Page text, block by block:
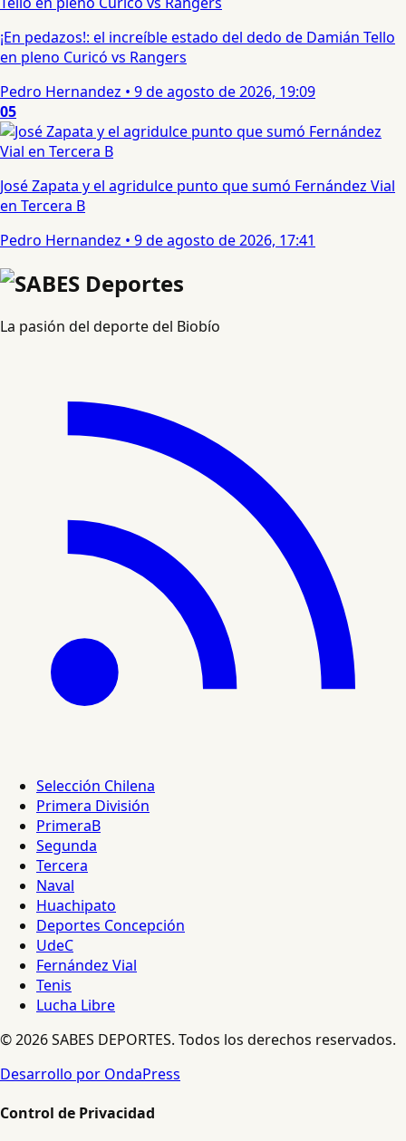
¡En pedazos!: el increíble estado del dedo de Damián Tello
en pleno Curicó vs Rangers
Pedro Hernandez • 9 de agosto de 2026, 19:09
05
José Zapata y el agridulce punto que sumó Fernández Vial
en Tercera B
Pedro Hernandez • 9 de agosto de 2026, 17:41
La pasión del deporte del Biobío
Selección Chilena
Primera División
PrimeraB
Segunda
Tercera
Naval
Huachipato
Deportes Concepción
UdeC
Fernández Vial
Tenis
Lucha Libre
© 2026 SABES DEPORTES. Todos los derechos reservados.
Desarrollo por OndaPress
Control de Privacidad